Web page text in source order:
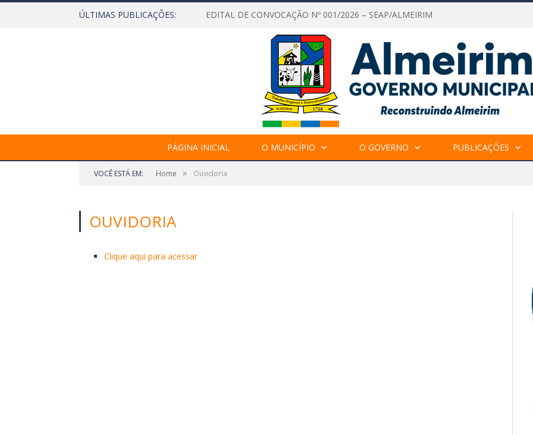
ÚLTIMAS PUBLICAÇÕES: EDITAL DE CONVOCAÇÃO Nº 001/2026 – SEAP/ALMEIRIM
PÁGINA INICIAL O MUNICÍPIO O GOVERNO PUBLICAÇÕES
VOCÊ ESTÁ EM: Home » Ouvidoria
OUVIDORIA
Clique aqui para acessar